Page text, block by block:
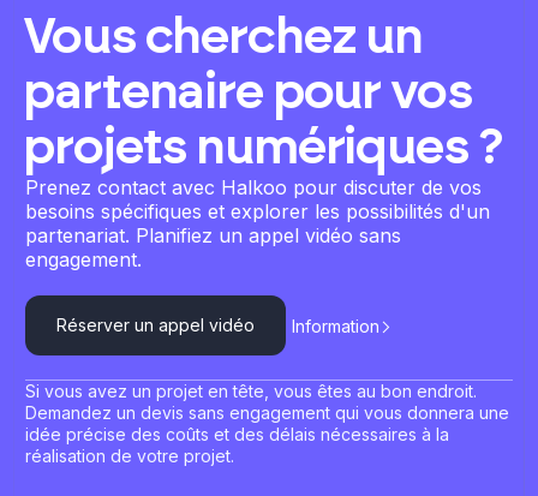
Vous cherchez un
partenaire pour vos
projets numériques ?
Prenez contact avec Halkoo pour discuter de vos
besoins spécifiques et explorer les possibilités d'un
partenariat. Planifiez un appel vidéo sans
engagement.
Réserver un appel vidéo Information
Si vous avez un projet en tête, vous êtes au bon endroit.
Demandez un devis sans engagement qui vous donnera une
idée précise des coûts et des délais nécessaires à la
réalisation de votre projet.